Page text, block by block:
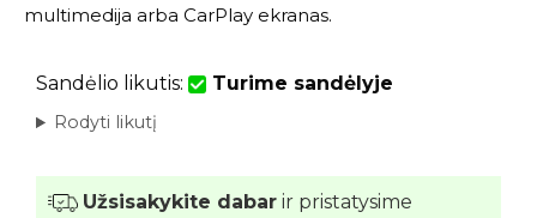
multimedija arba CarPlay ekranas.
Sandėlio likutis: Turime sandėlyje
Rodyti likutį
Užsisakykite dabar ir pristatysime